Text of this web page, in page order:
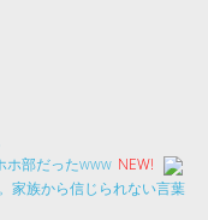
ホ部だったwww NEW!
家族から信じられない言葉